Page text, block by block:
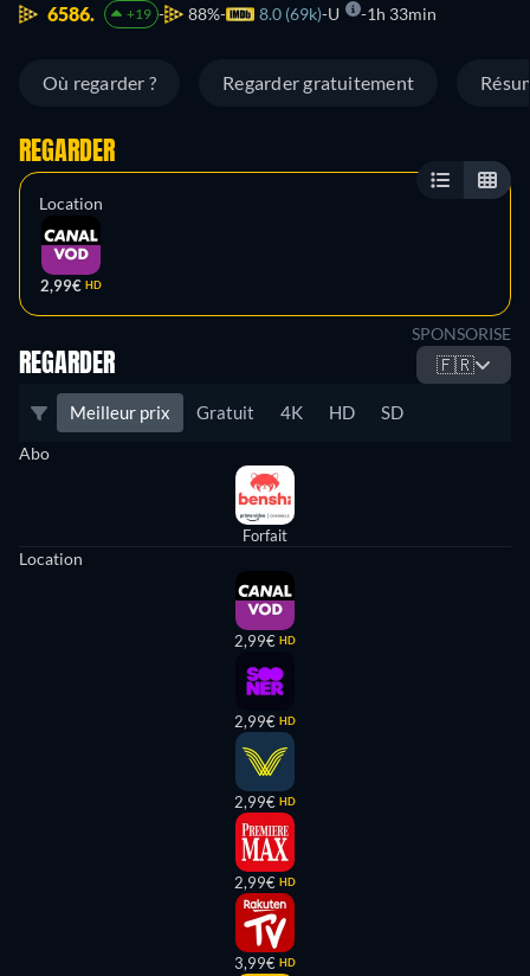
6586.
+19 88% 8.0 (69k) U 1h 33min
Où regarder ? Regarder gratuitement
REGARDER
Location
2,99€ HD
SPONSORISE
REGARDER 🇫🇷
Meilleur prix Gratuit 4K HD SD
Abo
Forfait
Location
2,99€ HD
2,99€ HD
2,99€ HD
2,99€ HD
3,99€ HD